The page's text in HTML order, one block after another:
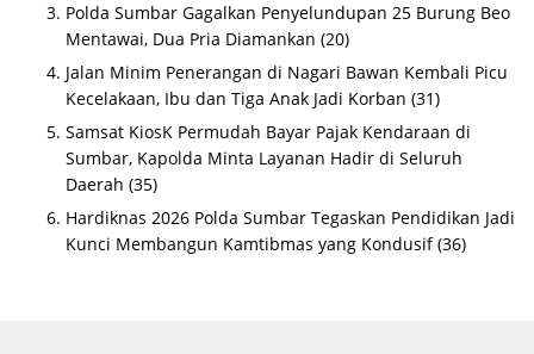
Polda Sumbar Gagalkan Penyelundupan 25 Burung Beo
Mentawai, Dua Pria Diamankan (20)
Jalan Minim Penerangan di Nagari Bawan Kembali Picu
Kecelakaan, Ibu dan Tiga Anak Jadi Korban (31)
Samsat KiosK Permudah Bayar Pajak Kendaraan di
Sumbar, Kapolda Minta Layanan Hadir di Seluruh
Daerah (35)
Hardiknas 2026 Polda Sumbar Tegaskan Pendidikan Jadi
Kunci Membangun Kamtibmas yang Kondusif (36)